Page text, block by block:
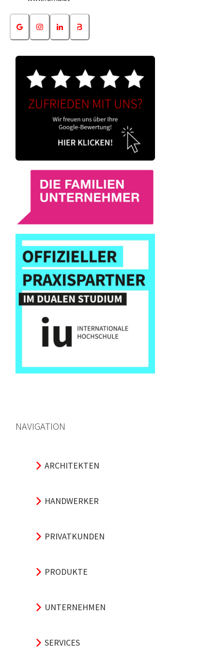
NAVIGATION
ARCHITEKTEN
HANDWERKER
PRIVATKUNDEN
PRODUKTE
UNTERNEHMEN
SERVICES